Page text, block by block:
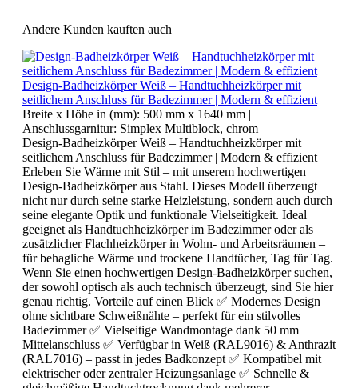
Andere Kunden kauften auch
Design-Badheizkörper Weiß – Handtuchheizkörper mit
seitlichem Anschluss für Badezimmer | Modern & effizient
Breite x Höhe in (mm): 500 mm x 1640 mm |
Anschlussgarnitur: Simplex Multiblock, chrom
Design-Badheizkörper Weiß – Handtuchheizkörper mit
seitlichem Anschluss für Badezimmer | Modern & effizient
Erleben Sie Wärme mit Stil – mit unserem hochwertigen
Design-Badheizkörper aus Stahl. Dieses Modell überzeugt
nicht nur durch seine starke Heizleistung, sondern auch durch
seine elegante Optik und funktionale Vielseitigkeit. Ideal
geeignet als Handtuchheizkörper im Badezimmer oder als
zusätzlicher Flachheizkörper in Wohn- und Arbeitsräumen –
für behagliche Wärme und trockene Handtücher, Tag für Tag.
Wenn Sie einen hochwertigen Design-Badheizkörper suchen,
der sowohl optisch als auch technisch überzeugt, sind Sie hier
genau richtig. Vorteile auf einen Blick ✅ Modernes Design
ohne sichtbare Schweißnähte – perfekt für ein stilvolles
Badezimmer ✅ Vielseitige Wandmontage dank 50 mm
Mittelanschluss ✅ Verfügbar in Weiß (RAL9016) & Anthrazit
(RAL7016) – passt in jedes Badkonzept ✅ Kompatibel mit
elektrischer oder zentraler Heizungsanlage ✅ Schnelle &